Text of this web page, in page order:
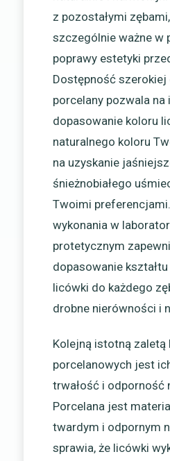
z pozostałymi
szczególnie ważne w
poprawy estetyki
Dostępność szerokiej
porcelany pozwala na
dopasowanie koloru
naturalnego koloru
na uzyskanie
śnieżnobiałego
Twoimi
wykonania w
protetycznym
dopasowanie
licówki do każdego
drobne nierówności i
Kolejną istotną zaletą
porcelanowych jest
trwałość i odporność
Porcelana jest
twardym i odpornym
sprawia, że licówki